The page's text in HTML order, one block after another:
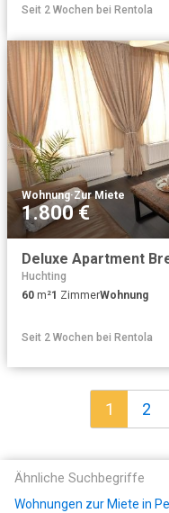
Seit 2 Wochen bei Rentola
Wohnung·Zur Miete
1.800 €
Huchting
60 m²1 ZimmerWohnung
Seit 2 Wochen bei Rentola
1 2
Ähnliche Suchbegriffe
Wohnungen zur Miete in